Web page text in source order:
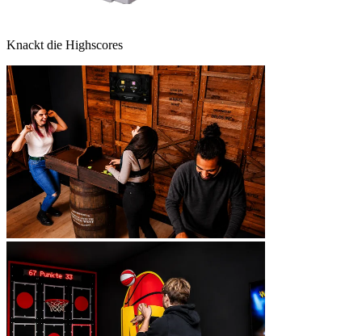
Knackt die Highscores